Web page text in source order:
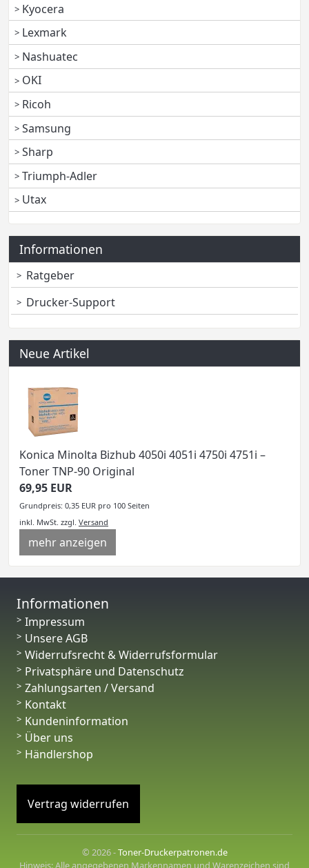
Kyocera
Lexmark
Nashuatec
OKI
Ricoh
Samsung
Sharp
Triumph-Adler
Utax
Informationen
Ratgeber
Drucker-Support
Neue Artikel
Konica Minolta Bizhub 4050i 4051i 4750i 4751i –
Toner TNP-90 Original
69,95 EUR
Grundpreis: 0,35 EUR pro 100 Seiten
inkl. MwSt. zzgl. Versand
mehr anzeigen
Informationen
Impressum
Unsere AGB
Widerrufsrecht & Widerrufsformular
Privatsphäre und Datenschutz
Zahlungsarten / Versand
Kontakt
Kundeninformation
Über uns
Händlershop
Vertrag widerrufen
© 2026 -Toner-Druckerpatronen.de
Hinweis: Alle angegebenen Markennamen und Warenzeichen sind